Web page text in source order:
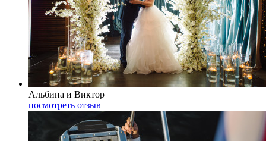
Альбина и Виктор
посмотреть отзыв